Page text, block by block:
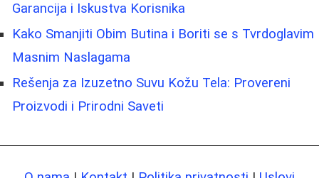
Garancija i Iskustva Korisnika
Kako Smanjiti Obim Butina i Boriti se s Tvrdoglavim
Masnim Naslagama
Rešenja za Izuzetno Suvu Kožu Tela: Provereni
Proizvodi i Prirodni Saveti